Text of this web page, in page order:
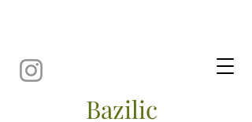
Bazilic